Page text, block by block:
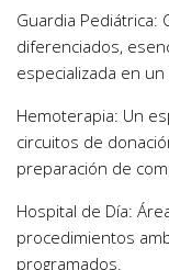
Guardia Pediátrica:
diferenciados,
especializada en
Hemoterapia: Un
circuitos de
preparación de
Hospital de Día:
procedimientos
programados.